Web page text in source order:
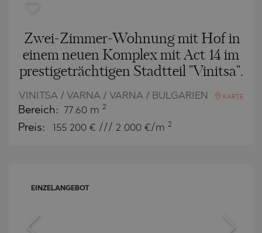
Zwei-Zimmer-Wohnung mit Hof in
einem neuen Komplex mit Act 14 im
prestigeträchtigen Stadtteil "Vinitsa".
VINITSA / VARNA / VARNA / BULGARIEN KARTE
Bereich: 77.60 m 2
Preis: 155 200 € /// 2 000 €/m 2
EINZELANGEBOT